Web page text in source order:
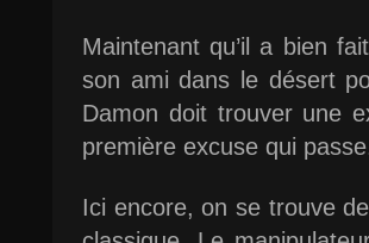
Maintenant qu’il a bien
son ami dans le désert
Damon doit trouver une
première excuse qui
Ici encore, on se trouve